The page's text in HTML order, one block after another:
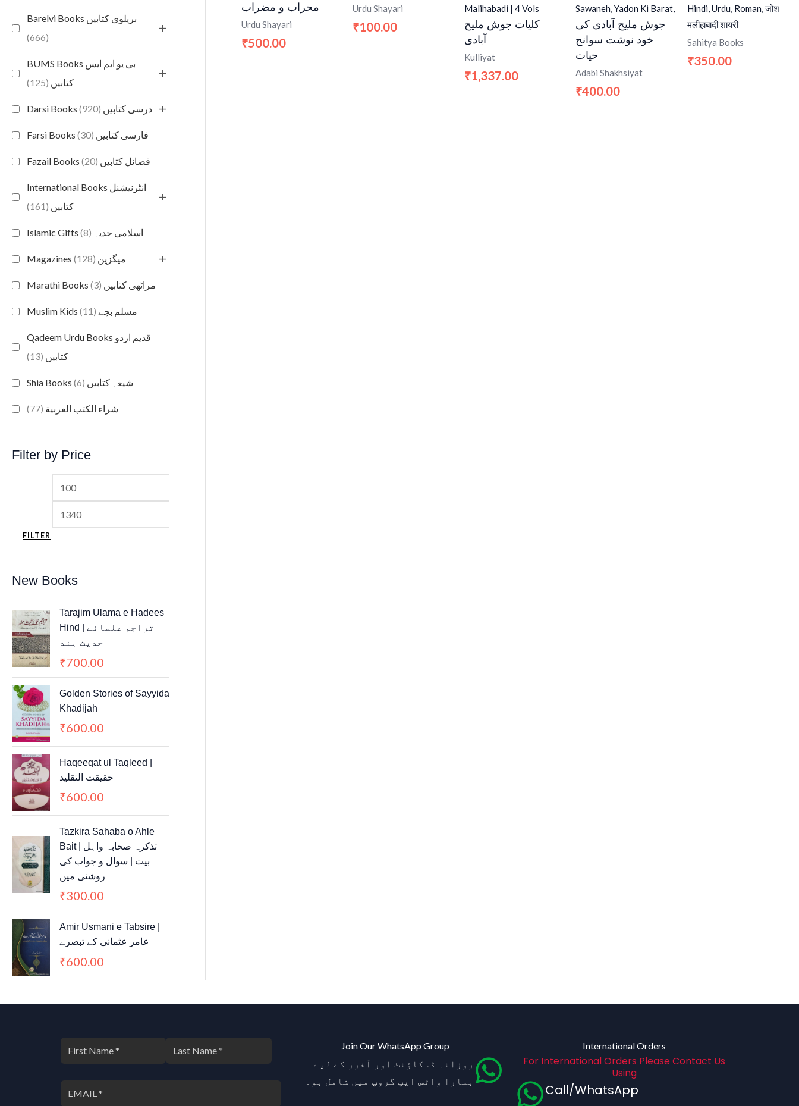
Barelvi Books بریلوی کتابیں
(666)
+
BUMS Books بی یو ایم ایس
کتابیں (125)
+
Darsi Books درسی کتابیں (920) +
Farsi Books فارسی کتابیں (30)
Fazail Books فضائل کتابیں (20)
International Books انٹرنیشنل
کتابیں (161)
+
Islamic Gifts اسلامی حدیہ (8)
Magazines میگزین (128) +
Marathi Books مراٹھی کتابیں (3)
Muslim Kids مسلم بچے (11)
Qadeem Urdu Books قدیم اردو
کتابیں (13)
Shia Books شیعہ کتابیں (6)
شراء الكتب العربية (77)
Filter by Price
FILTER
New Books
Tarajim Ulama e Hadees
Hind | تراجم علمائے
حديث ہند
₹700.00
Golden Stories of Sayyida
Khadijah
₹600.00
Haqeeqat ul Taqleed |
حقیقت التقلید
₹600.00
Tazkira Sahaba o Ahle
Bait | تذکرہ صحابہ واہل
بیت | سوال و جواب کی
روشنی میں
₹300.00
Amir Usmani e Tabsire |
عامر عثمانی کے تبصرے
₹600.00
محراب و مضراب
Urdu Shayari
₹500.00
Urdu Shayari
₹100.00
Malihabadi | 4 Vols
کلیات جوش ملیح
آبادی
Kulliyat
₹1,337.00
Sawaneh, Yadon Ki Barat,
جوش ملیح آبادی کی
خود نوشت سوانح
حیات
Adabi Shakhsiyat
₹400.00
Hindi, Urdu, Roman, जोश
मलीहाबादी शायरी
Sahitya Books
₹350.00
Join Our WhatsApp Group
روزانہ ڈسکاؤنٹ اور آفرز کے لیے
ہمارا واٹس ایپ گروپ میں شامل ہو۔
International Orders
For International Orders Please Contact Us
Using
Call/WhatsApp